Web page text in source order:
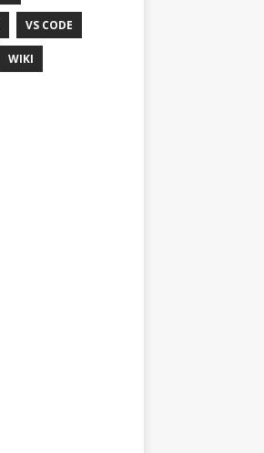
VS CODE
WIKI